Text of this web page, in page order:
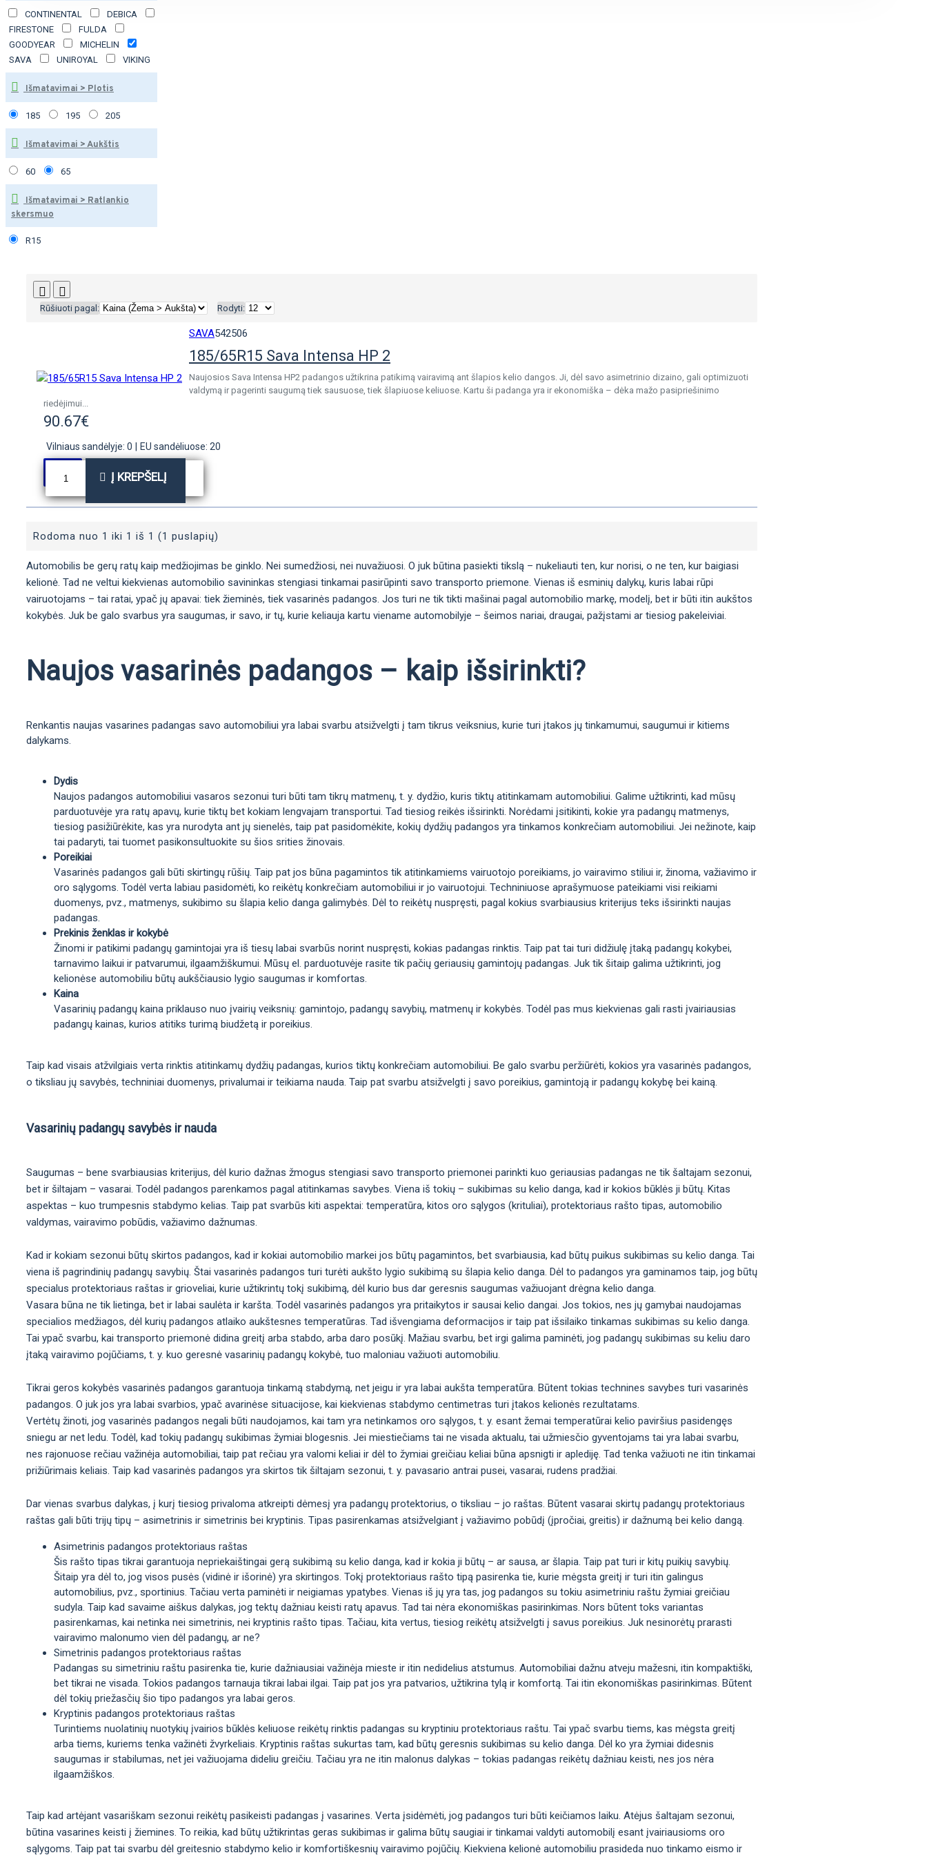
CONTINENTAL
DEBICA
FIRESTONE
FULDA
GOODYEAR
MICHELIN
SAVA
UNIROYAL VIKING
Išmatavimai > Plotis
185 195 205
Išmatavimai > Aukštis
60 65
Išmatavimai > Ratlankio
skersmuo
R15
Rūšiuoti pagal: Rodyti:
SAVA542506
185/65R15 Sava Intensa HP 2
Naujosios Sava Intensa HP2 padangos užtikrina patikimą vairavimą ant šlapios kelio dangos. Ji, dėl savo asimetrinio dizaino, gali optimizuoti
valdymą ir pagerinti saugumą tiek sausuose, tiek šlapiuose keliuose. Kartu ši padanga yra ir ekonomiška – dėka mažo pasipriešinimo
riedėjimui...
90.67€
Vilniaus sandėlyje: 0 EU sandėliuose: 20
Į KREPŠELĮ
Rodoma nuo 1 iki 1 iš 1 (1 puslapių)
Automobilis be gerų ratų kaip medžiojimas be ginklo. Nei sumedžiosi, nei nuvažiuosi. O juk būtina pasiekti tikslą – nukeliauti ten, kur norisi, o ne ten, kur baigiasi
kelionė. Tad ne veltui kiekvienas automobilio savininkas stengiasi tinkamai pasirūpinti savo transporto priemone. Vienas iš esminių dalykų, kuris labai rūpi
vairuotojams – tai ratai, ypač jų apavai: tiek žieminės, tiek vasarinės padangos. Jos turi ne tik tikti mašinai pagal automobilio markę, modelį, bet ir būti itin aukštos
kokybės. Juk be galo svarbus yra saugumas, ir savo, ir tų, kurie keliauja kartu viename automobilyje – šeimos nariai, draugai, pažįstami ar tiesiog pakeleiviai.
Naujos vasarinės padangos – kaip išsirinkti?
Renkantis naujas vasarines padangas savo automobiliui yra labai svarbu atsižvelgti į tam tikrus veiksnius, kurie turi įtakos jų tinkamumui, saugumui ir kitiems
dalykams.
Dydis
Naujos padangos automobiliui vasaros sezonui turi būti tam tikrų matmenų, t. y. dydžio, kuris tiktų atitinkamam automobiliui. Galime užtikrinti, kad mūsų
parduotuvėje yra ratų apavų, kurie tiktų bet kokiam lengvajam transportui. Tad tiesiog reikės išsirinkti. Norėdami įsitikinti, kokie yra padangų matmenys,
tiesiog pasižiūrėkite, kas yra nurodyta ant jų sienelės, taip pat pasidomėkite, kokių dydžių padangos yra tinkamos konkrečiam automobiliui. Jei nežinote, kaip
tai padaryti, tai tuomet pasikonsultuokite su šios srities žinovais.
Poreikiai
Vasarinės padangos gali būti skirtingų rūšių. Taip pat jos būna pagamintos tik atitinkamiems vairuotojo poreikiams, jo vairavimo stiliui ir, žinoma, važiavimo ir
oro sąlygoms. Todėl verta labiau pasidomėti, ko reikėtų konkrečiam automobiliui ir jo vairuotojui. Techniniuose aprašymuose pateikiami visi reikiami
duomenys, pvz., matmenys, sukibimo su šlapia kelio danga galimybės. Dėl to reikėtų nuspręsti, pagal kokius svarbiausius kriterijus teks išsirinkti naujas
padangas.
Prekinis ženklas ir kokybė
Žinomi ir patikimi padangų gamintojai yra iš tiesų labai svarbūs norint nuspręsti, kokias padangas rinktis. Taip pat tai turi didžiulę įtaką padangų kokybei,
tarnavimo laikui ir patvarumui, ilgaamžiškumui. Mūsų el. parduotuvėje rasite tik pačių geriausių gamintojų padangas. Juk tik šitaip galima užtikrinti, jog
kelionėse automobiliu būtų aukščiausio lygio saugumas ir komfortas.
Kaina
Vasarinių padangų kaina priklauso nuo įvairių veiksnių: gamintojo, padangų savybių, matmenų ir kokybės. Todėl pas mus kiekvienas gali rasti įvairiausias
padangų kainas, kurios atitiks turimą biudžetą ir poreikius.
Taip kad visais atžvilgiais verta rinktis atitinkamų dydžių padangas, kurios tiktų konkrečiam automobiliui. Be galo svarbu peržiūrėti, kokios yra vasarinės padangos,
o tiksliau jų savybės, techniniai duomenys, privalumai ir teikiama nauda. Taip pat svarbu atsižvelgti į savo poreikius, gamintoją ir padangų kokybę bei kainą.
Vasarinių padangų savybės ir nauda
Saugumas – bene svarbiausias kriterijus, dėl kurio dažnas žmogus stengiasi savo transporto priemonei parinkti kuo geriausias padangas ne tik šaltajam sezonui,
bet ir šiltajam – vasarai. Todėl padangos parenkamos pagal atitinkamas savybes. Viena iš tokių – sukibimas su kelio danga, kad ir kokios būklės ji būtų. Kitas
aspektas – kuo trumpesnis stabdymo kelias. Taip pat svarbūs kiti aspektai: temperatūra, kitos oro sąlygos (krituliai), protektoriaus rašto tipas, automobilio
valdymas, vairavimo pobūdis, važiavimo dažnumas.
Kad ir kokiam sezonui būtų skirtos padangos, kad ir kokiai automobilio markei jos būtų pagamintos, bet svarbiausia, kad būtų puikus sukibimas su kelio danga. Tai
viena iš pagrindinių padangų savybių. Štai vasarinės padangos turi turėti aukšto lygio sukibimą su šlapia kelio danga. Dėl to padangos yra gaminamos taip, jog būtų
specialus protektoriaus raštas ir grioveliai, kurie užtikrintų tokį sukibimą, dėl kurio bus dar geresnis saugumas važiuojant drėgna kelio danga.
Vasara būna ne tik lietinga, bet ir labai saulėta ir karšta. Todėl vasarinės padangos yra pritaikytos ir sausai kelio dangai. Jos tokios, nes jų gamybai naudojamas
specialios medžiagos, dėl kurių padangos atlaiko aukštesnes temperatūras. Tad išvengiama deformacijos ir taip pat išsilaiko tinkamas sukibimas su kelio danga.
Tai ypač svarbu, kai transporto priemonė didina greitį arba stabdo, arba daro posūkį. Mažiau svarbu, bet irgi galima paminėti, jog padangų sukibimas su keliu daro
įtaką vairavimo pojūčiams, t. y. kuo geresnė vasarinių padangų kokybė, tuo maloniau važiuoti automobiliu.
Tikrai geros kokybės vasarinės padangos garantuoja tinkamą stabdymą, net jeigu ir yra labai aukšta temperatūra. Būtent tokias technines savybes turi vasarinės
padangos. O juk jos yra labai svarbios, ypač avarinėse situacijose, kai kiekvienas stabdymo centimetras turi įtakos kelionės rezultatams.
Vertėtų žinoti, jog vasarinės padangos negali būti naudojamos, kai tam yra netinkamos oro sąlygos, t. y. esant žemai temperatūrai kelio paviršius pasidengęs
sniegu ar net ledu. Todėl, kad tokių padangų sukibimas žymiai blogesnis. Jei miestiečiams tai ne visada aktualu, tai užmiesčio gyventojams tai yra labai svarbu,
nes rajonuose rečiau važinėja automobiliai, taip pat rečiau yra valomi keliai ir dėl to žymiai greičiau keliai būna apsnigti ir aplediję. Tad tenka važiuoti ne itin tinkamai
prižiūrimais keliais. Taip kad vasarinės padangos yra skirtos tik šiltajam sezonui, t. y. pavasario antrai pusei, vasarai, rudens pradžiai.
Dar vienas svarbus dalykas, į kurį tiesiog privaloma atkreipti dėmesį yra padangų protektorius, o tiksliau – jo raštas. Būtent vasarai skirtų padangų protektoriaus
raštas gali būti trijų tipų – asimetrinis ir simetrinis bei kryptinis. Tipas pasirenkamas atsižvelgiant į važiavimo pobūdį (įpročiai, greitis) ir dažnumą bei kelio dangą.
Asimetrinis padangos protektoriaus raštas
Šis rašto tipas tikrai garantuoja nepriekaištingai gerą sukibimą su kelio danga, kad ir kokia ji būtų – ar sausa, ar šlapia. Taip pat turi ir kitų puikių savybių.
Šitaip yra dėl to, jog visos pusės (vidinė ir išorinė) yra skirtingos. Tokį protektoriaus rašto tipą pasirenka tie, kurie mėgsta greitį ir turi itin galingus
automobilius, pvz., sportinius. Tačiau verta paminėti ir neigiamas ypatybes. Vienas iš jų yra tas, jog padangos su tokiu asimetriniu raštu žymiai greičiau
sudyla. Taip kad savaime aiškus dalykas, jog tektų dažniau keisti ratų apavus. Tad tai nėra ekonomiškas pasirinkimas. Nors būtent toks variantas
pasirenkamas, kai netinka nei simetrinis, nei kryptinis rašto tipas. Tačiau, kita vertus, tiesiog reikėtų atsižvelgti į savus poreikius. Juk nesinorėtų prarasti
vairavimo malonumo vien dėl padangų, ar ne?
Simetrinis padangos protektoriaus raštas
Padangas su simetriniu raštu pasirenka tie, kurie dažniausiai važinėja mieste ir itin nedidelius atstumus. Automobiliai dažnu atveju mažesni, itin kompaktiški,
bet tikrai ne visada. Tokios padangos tarnauja tikrai labai ilgai. Taip pat jos yra patvarios, užtikrina tylą ir komfortą. Tai itin ekonomiškas pasirinkimas. Būtent
dėl tokių priežasčių šio tipo padangos yra labai geros.
Kryptinis padangos protektoriaus raštas
Turintiems nuolatinių nuotykių įvairios būklės keliuose reikėtų rinktis padangas su kryptiniu protektoriaus raštu. Tai ypač svarbu tiems, kas mėgsta greitį
arba tiems, kuriems tenka važinėti žvyrkeliais. Kryptinis raštas sukurtas tam, kad būtų geresnis sukibimas su kelio danga. Dėl ko yra žymiai didesnis
saugumas ir stabilumas, net jei važiuojama dideliu greičiu. Tačiau yra ne itin malonus dalykas – tokias padangas reikėtų dažniau keisti, nes jos nėra
ilgaamžiškos.
Taip kad artėjant vasariškam sezonui reikėtų pasikeisti padangas į vasarines. Verta įsidėmėti, jog padangos turi būti keičiamos laiku. Atėjus šaltajam sezonui,
būtina vasarines keisti į žiemines. To reikia, kad būtų užtikrintas geras sukibimas ir galima būtų saugiai ir tinkamai valdyti automobilį esant įvairiausioms oro
sąlygoms. Taip pat tai svarbu dėl greitesnio stabdymo kelio ir komfortiškesnių vairavimo pojūčių. Kiekviena kelionė automobiliu prasideda nuo tinkamo eismo ir